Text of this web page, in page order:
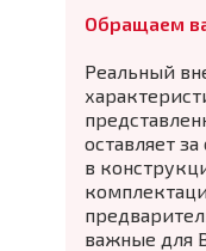
Обращаем
Реальный
оставляет
в
важные для